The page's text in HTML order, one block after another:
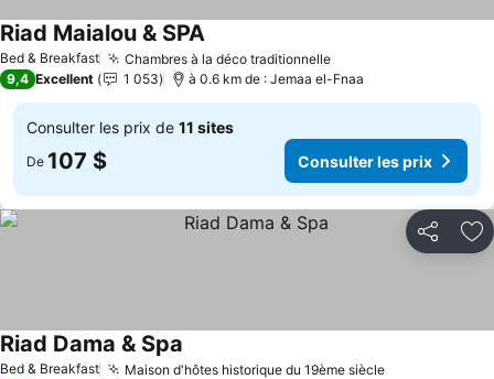
Bed & Breakfast Chambres à la déco traditionnelle
Riad Maialou & SPA
9,4 Excellent 1 053 à 0.6 km de : Jemaa el-Fnaa
Consulter les prix de 11 sites
De 107 $ Consulter les prix
Partager
Bed & Breakfast Maison d'hôtes historique du 19ème siècle
Riad Dama & Spa